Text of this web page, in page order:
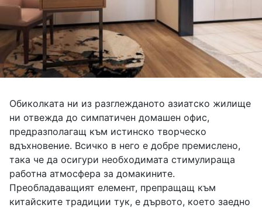
Обиколката ни из разглежданото азиатско жилище
ни отвежда до симпатичен домашен офис,
предразполагащ към истинско творческо
вдъхновение. Всичко в него е добре премислено,
така че да осигури необходимата стимулираща
работна атмосфера за домакините.
Преобладаващият елемент, препращащ към
китайските традиции тук, е дървото, което заедно